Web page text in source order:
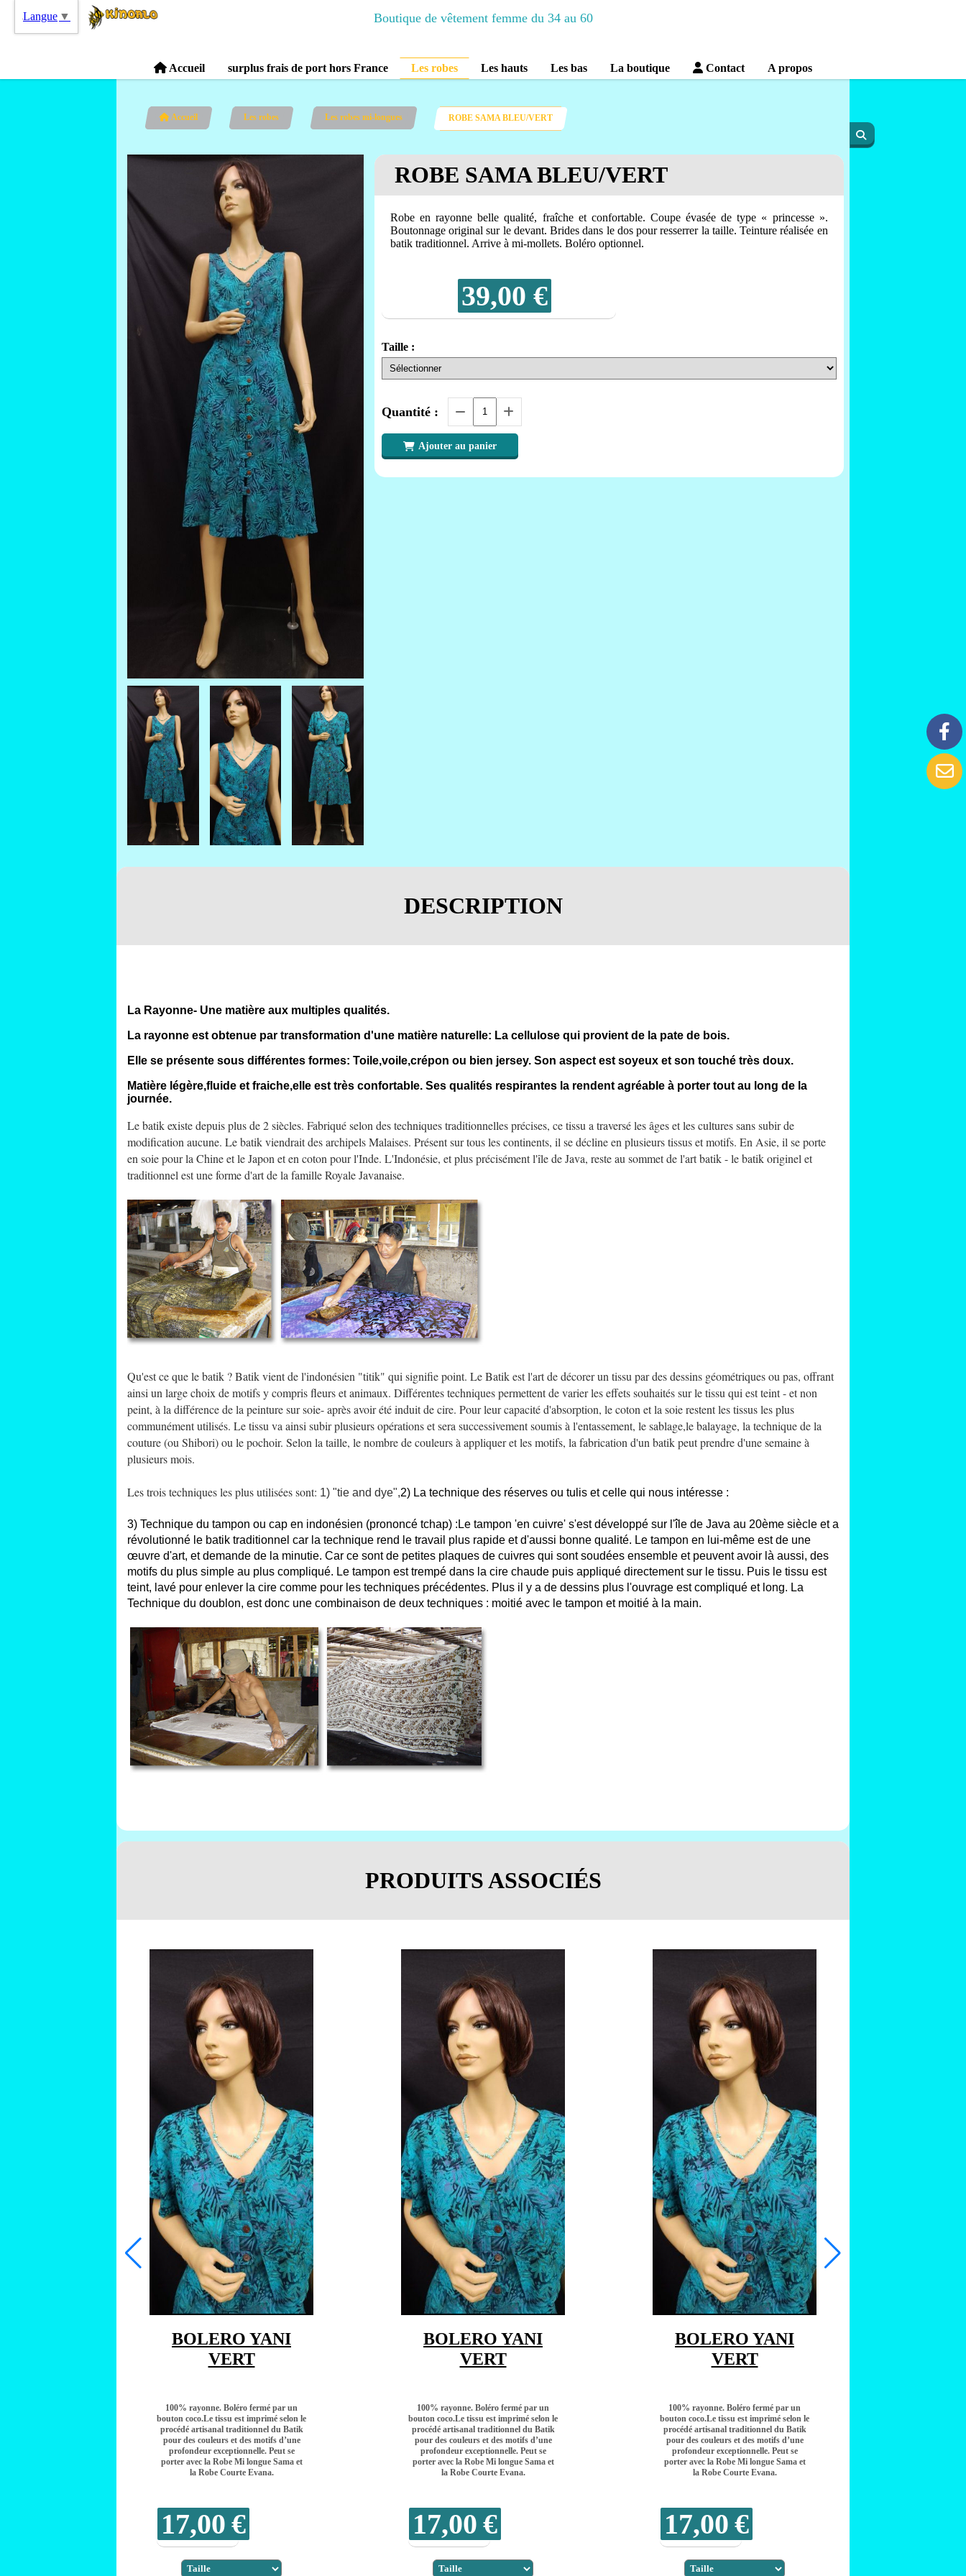
Boutique de vêtement femme du 34 au 60
Accueil surplus frais de port hors France Les robes Les hauts Les bas La boutique Contact A propos
Accueil Les robes Les robes mi-longues ROBE SAMA BLEU/VERT
ROBE SAMA BLEU/VERT
39,00 €
Taille :
Quantité :
Ajouter au panier
Robe en rayonne belle qualité, fraîche et confortable. Coupe évasée de type « princesse ».
Boutonnage original sur le devant. Brides dans le dos pour resserrer la taille. Teinture réalisée en
batik traditionnel. Arrive à mi-mollets. Boléro optionnel.
DESCRIPTION
La Rayonne- Une matière aux multiples qualités.
La rayonne est obtenue par transformation d'une matière naturelle: La cellulose qui provient de la pate de bois.
Elle se présente sous différentes formes: Toile,voile,crépon ou bien jersey. Son aspect est soyeux et son touché très doux.
Matière légère,fluide et fraiche,elle est très confortable. Ses qualités respirantes la rendent agréable à porter tout au long de la
journée.
Le batik existe depuis plus de 2 siècles. Fabriqué selon des techniques traditionnelles précises, ce tissu a traversé les âges et les cultures sans subir de
modification aucune. Le batik viendrait des archipels Malaises. Présent sur tous les continents, il se décline en plusieurs tissus et motifs. En Asie, il se porte
en soie pour la Chine et le Japon et en coton pour l'Inde. L'Indonésie, et plus précisément l'île de Java, reste au sommet de l'art batik - le batik originel et
traditionnel est une forme d'art de la famille Royale Javanaise.
Qu'est ce que le batik ? Batik vient de l'indonésien "titik" qui signifie point. Le Batik est l'art de décorer un tissu par des dessins géométriques ou pas, offrant
ainsi un large choix de motifs y compris fleurs et animaux. Différentes techniques permettent de varier les effets souhaités sur le tissu qui est teint - et non
peint, à la différence de la peinture sur soie- après avoir été induit de cire. Pour leur capacité d'absorption, le coton et la soie restent les tissus les plus
communément utilisés. Le tissu va ainsi subir plusieurs opérations et sera successivement soumis à l'entassement, le sablage,le balayage, la technique de la
couture (ou Shibori) ou le pochoir. Selon la taille, le nombre de couleurs à appliquer et les motifs, la fabrication d'un batik peut prendre d'une semaine à
plusieurs mois.
Les trois techniques les plus utilisées sont: 1) "tie and dye",2) La technique des réserves ou tulis et celle qui nous intéresse :
3) Technique du tampon ou cap en indonésien (prononcé tchap) :Le tampon 'en cuivre' s'est développé sur l'île de Java au 20ème siècle et a
révolutionné le batik traditionnel car la technique rend le travail plus rapide et d'aussi bonne qualité. Le tampon en lui-même est de une
œuvre d'art, et demande de la minutie. Car ce sont de petites plaques de cuivres qui sont soudées ensemble et peuvent avoir là aussi, des
motifs du plus simple au plus compliqué. Le tampon est trempé dans la cire chaude puis appliqué directement sur le tissu. Puis le tissu est
teint, lavé pour enlever la cire comme pour les techniques précédentes. Plus il y a de dessins plus l'ouvrage est compliqué et long. La
Technique du doublon, est donc une combinaison de deux techniques : moitié avec le tampon et moitié à la main.
PRODUITS ASSOCIÉS
BOLERO YANI
VERT
100% rayonne. Boléro fermé par un
bouton coco.Le tissu est imprimé selon le
procédé artisanal traditionnel du Batik
pour des couleurs et des motifs d’une
profondeur exceptionnelle. Peut se
porter avec la Robe Mi longue Sama et
la Robe Courte Evana.
17,00 €
BOLERO YANI
VERT
100% rayonne. Boléro fermé par un
bouton coco.Le tissu est imprimé selon le
procédé artisanal traditionnel du Batik
pour des couleurs et des motifs d’une
profondeur exceptionnelle. Peut se
porter avec la Robe Mi longue Sama et
la Robe Courte Evana.
17,00 €
BOLERO YANI
VERT
100% rayonne. Boléro fermé par un
bouton coco.Le tissu est imprimé selon le
procédé artisanal traditionnel du Batik
pour des couleurs et des motifs d’une
profondeur exceptionnelle. Peut se
porter avec la Robe Mi longue Sama et
la Robe Courte Evana.
17,00 €
Langue ▼